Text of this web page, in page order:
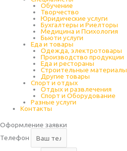
Обучение
Творчество
Юридические услуги
Бухгалтеры и Риелторы
Медицина и Психология
Бьюти услуги
Еда и товары
Одежда, электротовары
Производство продукции
Еда и рестораны
Строительные материалы
Другие товары
Спорт и отдых
Отдых и развлечения
Спорт и Оборудование
Разные услуги
Контакты
Оформление заявки
Телефон